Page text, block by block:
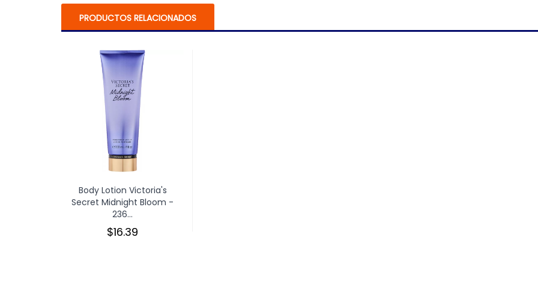
PRODUCTOS RELACIONADOS
Body Lotion Victoria's
Secret Midnight Bloom -
236...
$16.39